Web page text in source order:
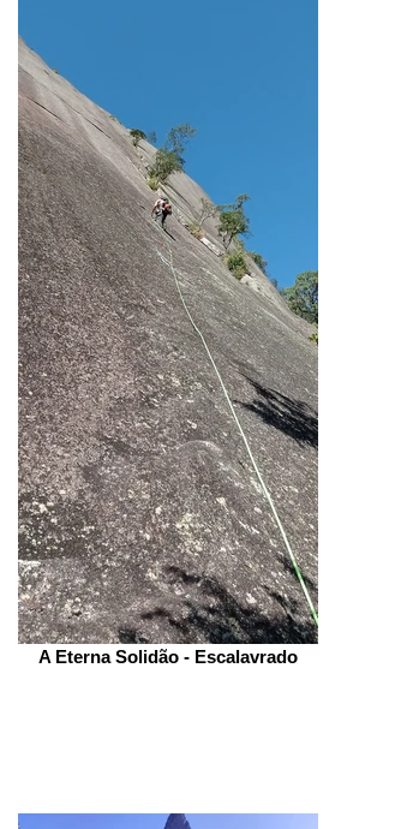
A Eterna Solidão - Escalavrado